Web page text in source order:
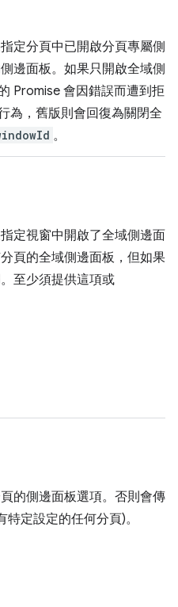
定分頁中已開啟分頁專屬側
邊面板。如果只開啟全域側
Promise 會因錯誤而遭到拒
為，舊版則會回復為關閉全
。
定視窗中開啟了全域側邊面
頁的全域側邊面板，但如果
至少須提供這項或
的側邊面板選項。否則會傳
定設定的任何分頁)。